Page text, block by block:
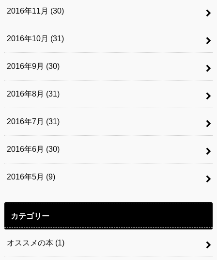
2016年11月 (30)
2016年10月 (31)
2016年9月 (30)
2016年8月 (31)
2016年7月 (31)
2016年6月 (30)
2016年5月 (9)
カテゴリー
オススメの本 (1)